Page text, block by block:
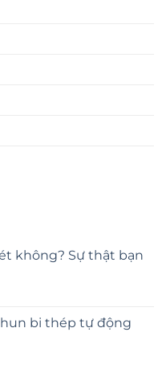
không? Sự thật bạn
bi thép tự động